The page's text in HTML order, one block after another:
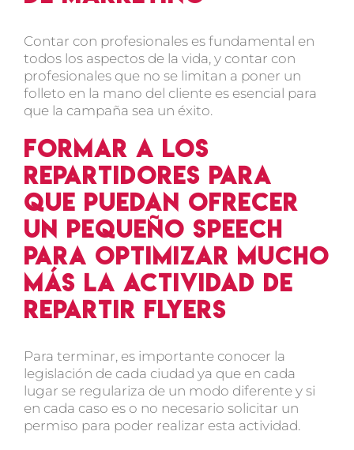
Contar con profesionales es fundamental en
todos los aspectos de la vida, y contar con
profesionales que no se limitan a poner un
folleto en la mano del cliente es esencial para
que la campaña sea un éxito.
Formar a los
repartidores para
que puedan ofrecer
un pequeño speech
para optimizar mucho
más la actividad de
repartir flyers
Para terminar, es importante conocer la
legislación de cada ciudad ya que en cada
lugar se regulariza de un modo diferente y si
en cada caso es o no necesario solicitar un
permiso para poder realizar esta actividad.